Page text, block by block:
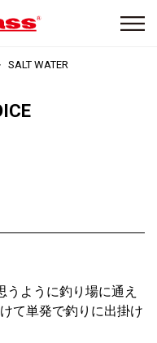
SALT WATER
ように釣り場に通え
て単発で釣りに出掛け